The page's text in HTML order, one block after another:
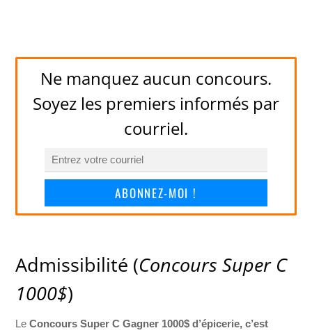
Ne manquez aucun concours.
Soyez les premiers informés par
courriel.
ABONNEZ-MOI !
Admissibilité (Concours Super C
1000$)
LeConcours Super C Gagner 1000$ d’épicerie, c’est